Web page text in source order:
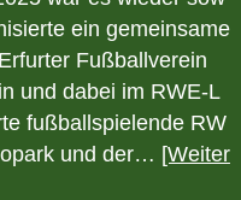
ein gemeinsame
Fußballverein
und dabei im RWE-L
fußballspielende RW
und der… [Weiter